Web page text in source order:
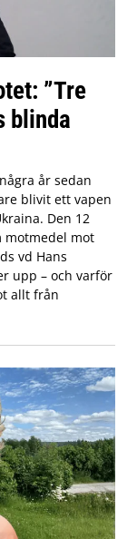
”Tre
blinda
år sedan
blivit ett vapen
Den 12
mot
vd Hans
upp – och varför
allt från